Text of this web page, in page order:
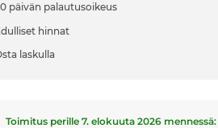
päivän palautusoikeus
hinnat
laskulla
Toimitus perille7. elokuuta 2026 mennessä: